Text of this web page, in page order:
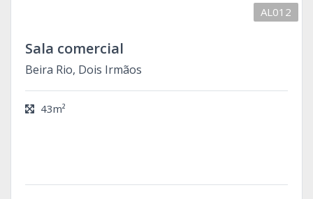
AL012
Sala comercial
Beira Rio, Dois Irmãos
43m²